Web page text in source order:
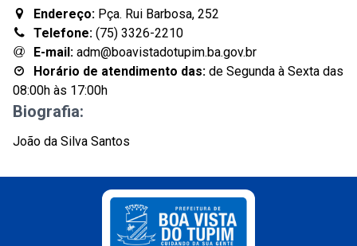
Endereço: Pça. Rui Barbosa, 252
Telefone: (75) 3326-2210
E-mail: adm@boavistadotupim.ba.gov.br
Horário de atendimento das: de Segunda à Sexta das
08:00h às 17:00h
Biografia:
João da Silva Santos